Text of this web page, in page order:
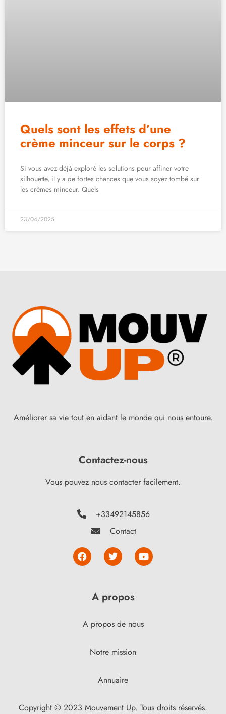
Quels sont les effets d’une
crème minceur sur le corps ?
Si vous avez déjà exploré les solutions pour affiner votre
silhouette, il y a de fortes chances que vous soyez tombé sur
les crèmes minceur. Quels
23/04/2025
Améliorer sa vie tout en aidant le monde qui nous entoure.
Contactez-nous
Vous pouvez nous contacter facilement.
+33492145856
Contact
A propos
A propos de nous
Notre mission
Annuaire
Copyright © 2023 Mouvement Up. Tous droits réservés.